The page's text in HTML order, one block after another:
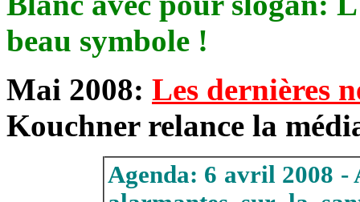
beau symbole !
Mai 2008: Les dernières
Kouchner relance la
Agenda: 6 avril 2008 -